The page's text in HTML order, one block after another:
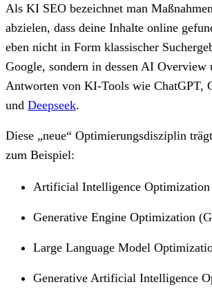
Als KI SEO bezeichnet man
abzielen, dass deine Inhalte online
eben nicht in Form klassischer
Google, sondern in dessen AI Overview
Antworten von KI-Tools wie ChatGPT,
und Deepseek.
Diese „neue“ Optimierungsdisziplin
zum Beispiel:
Artificial Intelligence
Generative Engine Optimization
Large Language Model
Generative Artificial Intelligence